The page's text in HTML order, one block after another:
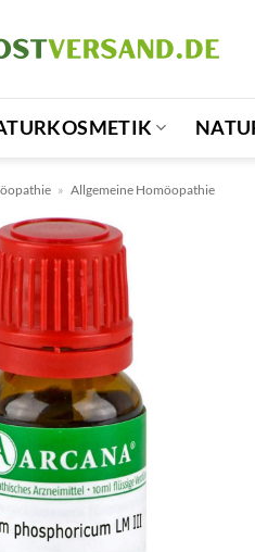
» Allgemeine Homöopathie